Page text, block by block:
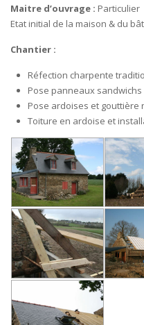
Maitre d’ouvrage : Particulier
Etat initial de la maison & du
Chantier :
Réfection charpente
Pose panneaux
Pose ardoises et gouttière
Toiture en ardoise et